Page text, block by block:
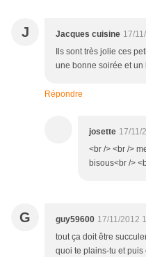
J Jacques cuisine 17/
Ils sont très jolie ces
une bonne soirée et
Répondre
josette 17/11/
<br /> <br />
bisous<br />
G guy59600 17/11/2012
tout ça doit être
quoi te plains-tu et